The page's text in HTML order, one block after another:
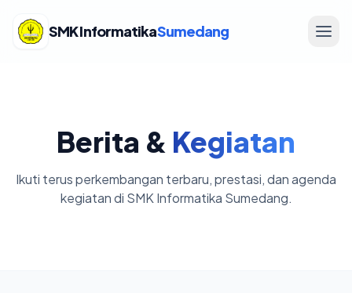
SMK InformatikaSumedang
Berita & Kegiatan
Ikuti terus perkembangan terbaru, prestasi, dan agenda
kegiatan di SMK Informatika Sumedang.